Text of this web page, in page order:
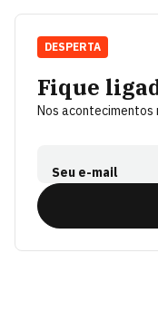
Fique
Nos acontecimentos
Seu e-mail
DESPERTA